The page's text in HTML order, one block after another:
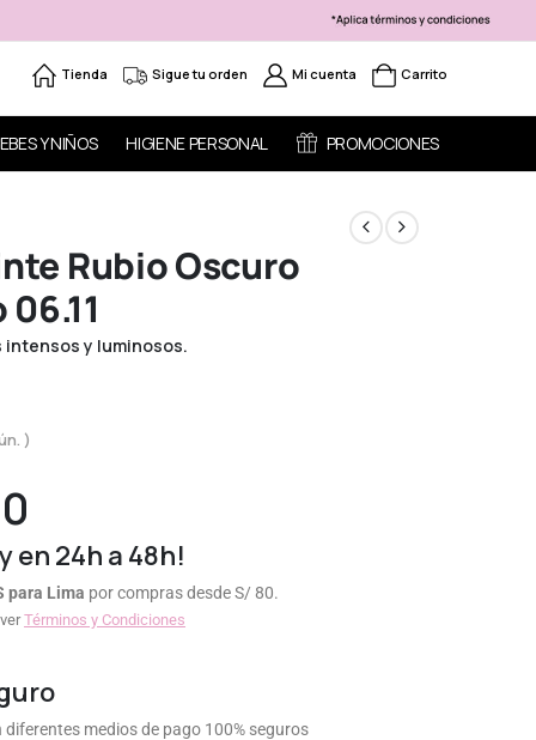
Tienda Sigue tu orden Mi cuenta Carrito
Y NIÑOS HIGIENE PERSONAL PROMOCIONES
Rubio Oscuro
intensos y luminosos.
)
en 24h a 48h!
para Lima por compras desde S/ 80.
verTérminos y Condiciones
medios de pago 100% seguros